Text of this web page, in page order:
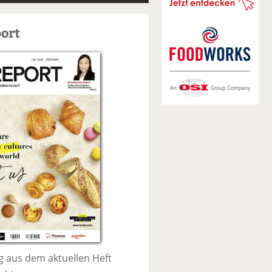
S
u
aus dem aktuellen Heft